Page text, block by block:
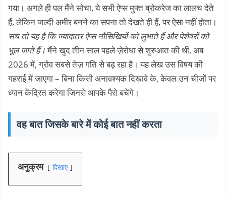
गया। अगले ही पल मैंने सोचा, ये सभी ऐप्स मुफ्त ब्रोकरेज का लालच देते
हैं, लेकिन जल्दी अमीर बनने का सपना तो देखते ही हैं, पर ऐसा नहीं होता।
सच तो यह है कि ज्यादातर ऐप्स नौसिखियों को लुभाते हैं और पेशेवरों को
भूल जाते हैं।मैंने खुद तीन साल पहले ज़ेरोधा से शुरुआत की थी, अब
2026 में, ग्रोव सबसे तेज़ गति से बढ़ रहा है। यह लेख उस विषय की
गहराई में जाएगा – बिना किसी अनावश्यक दिखावे के, केवल उन चीजों पर
ध्यान केंद्रित करेगा जिनसे आपके पैसे बचेंगे।
वह बात जिसके बारे में कोई बात नहीं करता
अनुक्रम दिखाए